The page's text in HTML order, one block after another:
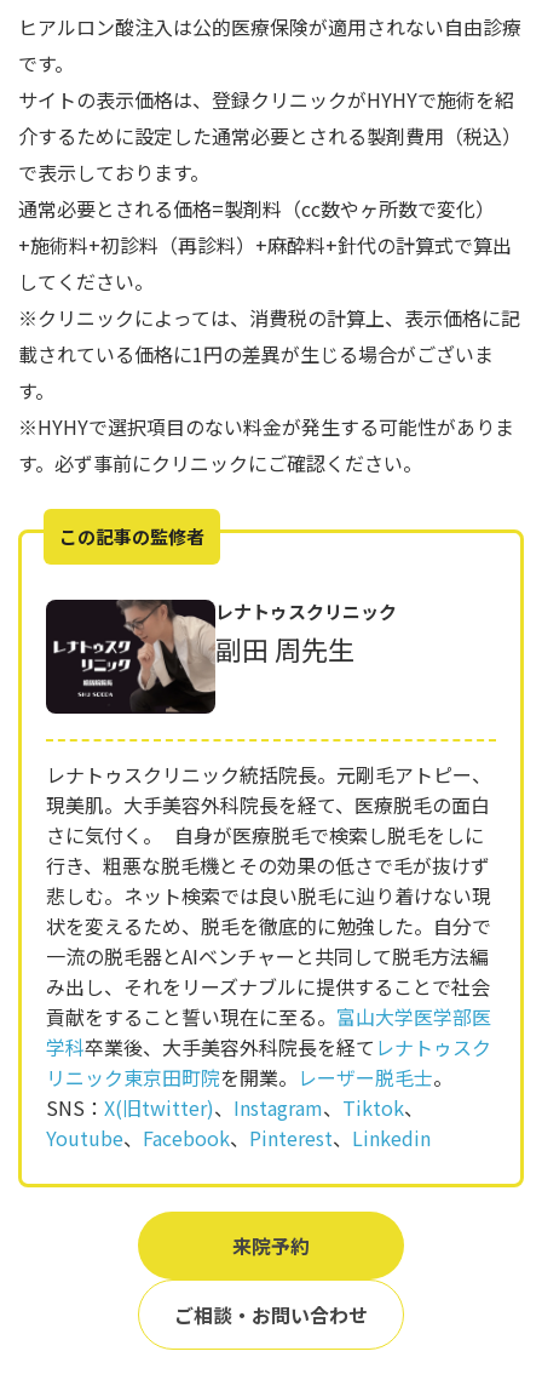
ヒアルロン酸注入は公的医療保険が適用されない自由診療
です。
サイトの表示価格は、登録クリニックがHYHYで施術を紹
介するために設定した通常必要とされる製剤費用（税込）
で表示しております。
通常必要とされる価格=製剤料（cc数やヶ所数で変化）
+施術料+初診料（再診料）+麻酔料+針代の計算式で算出
してください。
※クリニックによっては、消費税の計算上、表示価格に記
載されている価格に1円の差異が生じる場合がございま
す。
※HYHYで選択項目のない料金が発生する可能性がありま
す。必ず事前にクリニックにご確認ください。
この記事の監修者
レナトゥスクリニック
副田 周先生
レナトゥスクリニック統括院長。元剛毛アトピー、
現美肌。大手美容外科院長を経て、医療脱毛の面白
さに気付く。 自身が医療脱毛で検索し脱毛をしに
行き、粗悪な脱毛機とその効果の低さで毛が抜けず
悲しむ。ネット検索では良い脱毛に辿り着けない現
状を変えるため、脱毛を徹底的に勉強した。自分で
一流の脱毛器とAIベンチャーと共同して脱毛方法編
み出し、それをリーズナブルに提供することで社会
貢献をすること誓い現在に至る。 富山大学医学部医
学科卒業後、大手美容外科院長を経て レナトゥスク
リニック東京田町院を開業。 レーザー脱毛士。
SNS： X(旧twitter)、 Instagram、 Tiktok、
Youtube、 Facebook、 Pinterest、 Linkedin
来院予約
ご相談・お問い合わせ